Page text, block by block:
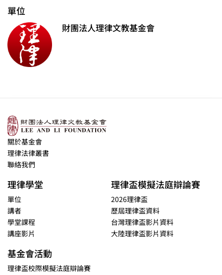
單位
財團法人理律文教基金會
關於基金會
理律法律叢書
聯絡我們
理律學堂
單位
講者
學堂課程
講座影片
理律盃模擬法庭辯論賽
2026理律盃
歷屆理律盃資料
台灣理律盃影片資料
大陸理律盃影片資料
基金會活動
理律盃校際模擬法庭辯論賽